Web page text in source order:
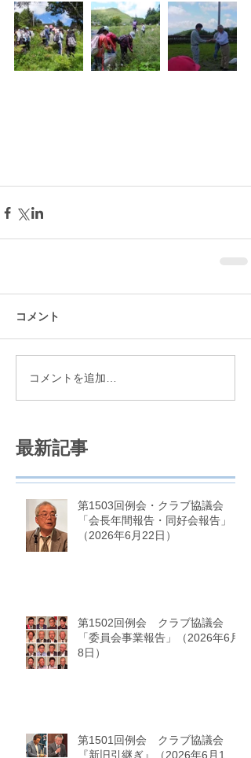
コメント
コメントを追加…
最新記事
第1503回例会・クラブ協議会
「会長年間報告・同好会報告」
（2026年6月22日）
第1502回例会 クラブ協議会
「委員会事業報告」（2026年6月
8日）
第1501回例会 クラブ協議会
『新旧引継ぎ』（2026年6月1